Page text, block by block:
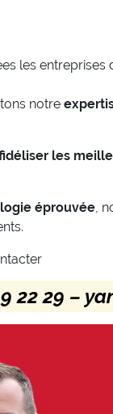
les entreprises
notre
les
éprouvée,
22 29 –